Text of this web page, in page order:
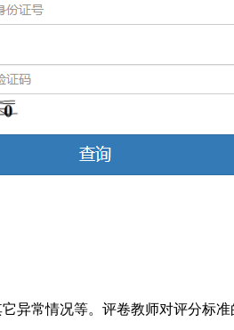
常情况等。评卷教师对评分标